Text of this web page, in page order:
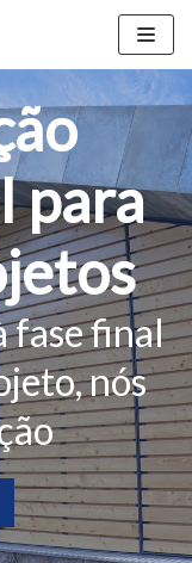
para
fase final
nós